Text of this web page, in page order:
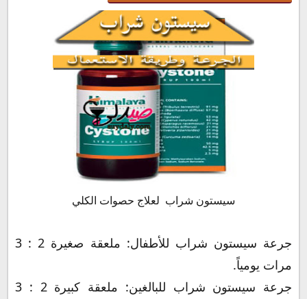
سيستون شراب لعلاج حصوات الكلي
جرعة سيستون شراب للأطفال: ملعقة صغيرة 2 : 3
مرات يومياً.
جرعة سيستون شراب للبالغين: ملعقة كبيرة 2 : 3